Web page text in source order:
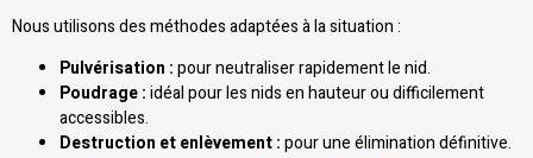
Nous utilisons des méthodes adaptées à la situation :
Pulvérisation :pour neutraliser rapidement le nid.
Poudrage :idéal pour les nids en hauteur ou difficilement
accessibles.
Destruction et enlèvement :pour une élimination définitive.